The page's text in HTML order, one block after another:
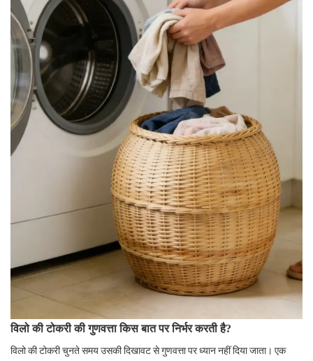
विलो की टोकरी की गुणवत्ता किस बात पर निर्भर करती है?
विलो की टोकरी चुनते समय उसकी दिखावट से गुणवत्ता पर ध्यान नहीं दिया जाता। एक